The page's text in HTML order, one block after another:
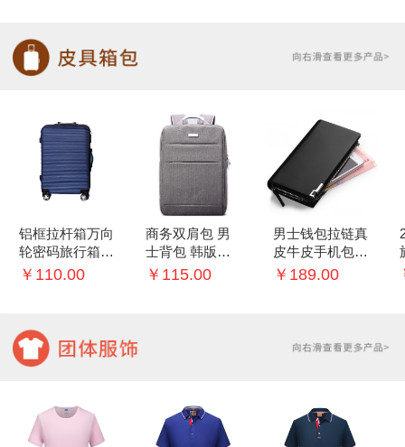
铝框拉杆箱万向
轮密码旅行箱子
20/22寸行李箱
￥110.00
商务双肩包 男
士背包 韩版学
生书包
￥115.00
男士钱包拉链真
皮牛皮手机包多
功能手包
￥189.00